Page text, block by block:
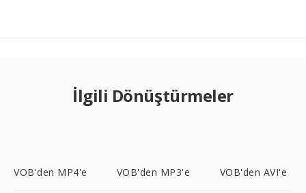
İlgili Dönüştürmeler
VOB'den MP4'e VOB'den MP3'e VOB'den AVI'e